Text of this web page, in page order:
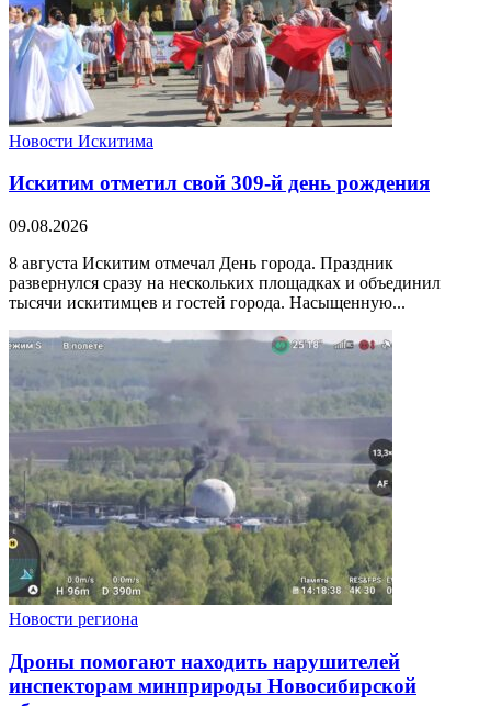
Новости Искитима
Искитим отметил свой 309-й день рождения
09.08.2026
8 августа Искитим отмечал День города. Праздник
развернулся сразу на нескольких площадках и объединил
тысячи искитимцев и гостей города. Насыщенную...
Новости региона
Дроны помогают находить нарушителей
инспекторам минприроды Новосибирской